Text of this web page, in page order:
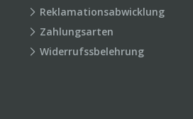
Reklamationsabwicklung
Zahlungsarten
Widerrufssbelehrung